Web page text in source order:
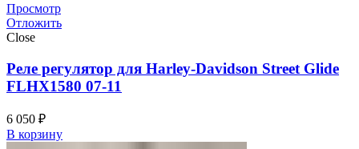
Просмотр
Отложить
Close
Реле регулятор для Harley-Davidson Street Glide
FLHX1580 07-11
6 050 ₽
В корзину